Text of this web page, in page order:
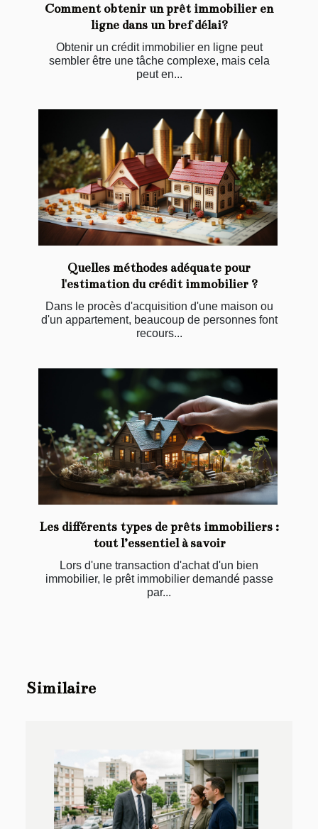
Comment obtenir un prêt immobilier en
ligne dans un bref délai?
Obtenir un crédit immobilier en ligne peut
sembler être une tâche complexe, mais cela
peut en...
Quelles méthodes adéquate pour
l'estimation du crédit immobilier ?
Dans le procès d'acquisition d'une maison ou
d'un appartement, beaucoup de personnes font
recours...
Les différents types de prêts immobiliers :
tout l’essentiel à savoir
Lors d'une transaction d'achat d'un bien
immobilier, le prêt immobilier demandé passe
par...
Similaire